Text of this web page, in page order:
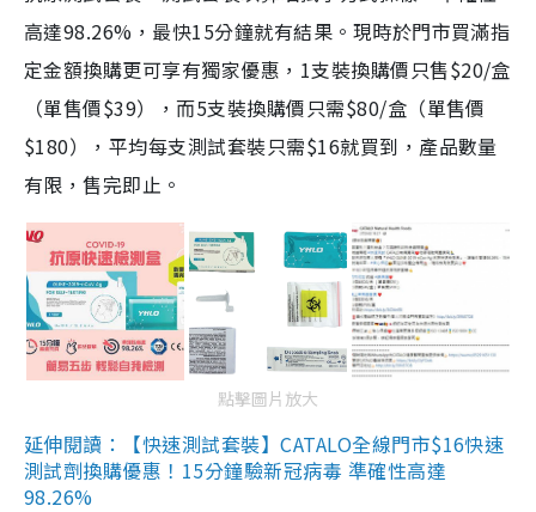
高達98.26%，最快15分鐘就有結果。現時於門市買滿指
定金額換購更可享有獨家優惠，1支裝換購價只售$20/盒
（單售價$39），而5支裝換購價只需$80/盒（單售價
$180），平均每支測試套裝只需$16就買到，產品數量
有限，售完即止。
點擊圖片放大
延伸閱讀：【快速測試套裝】CATALO全線門市$16快速
測試劑換購優惠！15分鐘驗新冠病毒 準確性高達
98.26%